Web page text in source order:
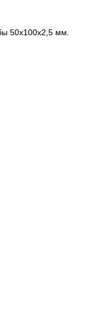
50х100х2,5 мм.